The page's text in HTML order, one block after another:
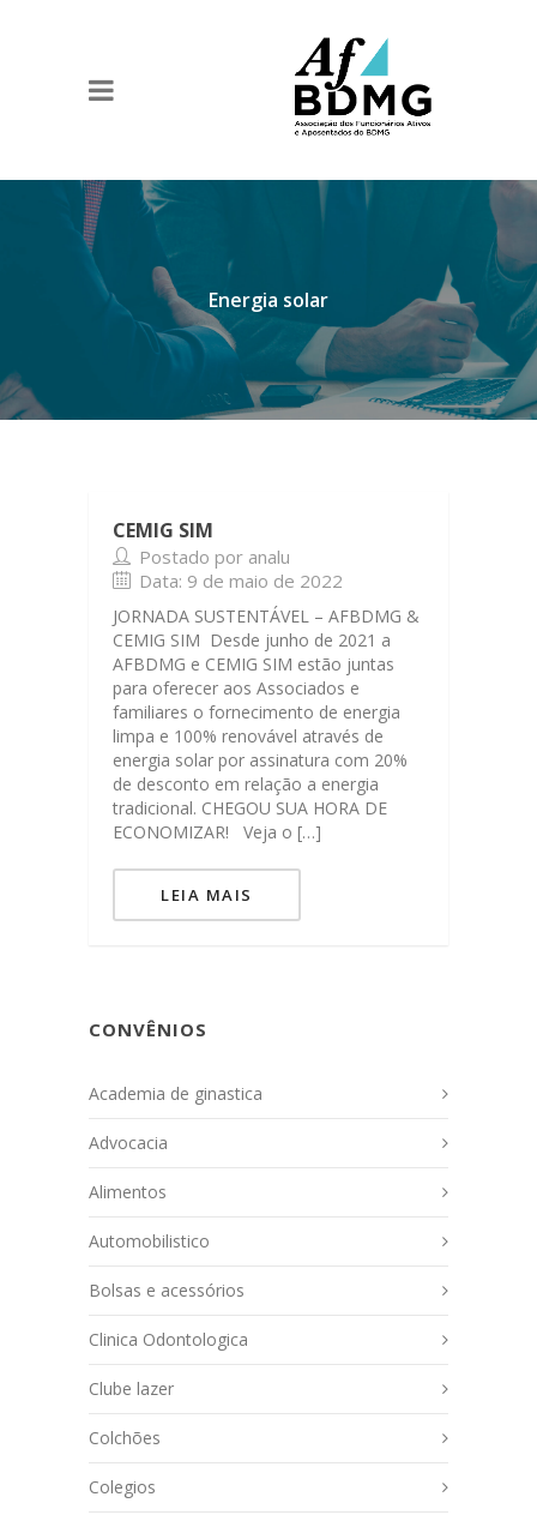
Energia solar
CEMIG SIM
Postado por analu
Data: 9 de maio de 2022
JORNADA SUSTENTÁVEL – AFBDMG &
CEMIG SIM Desde junho de 2021 a
AFBDMG e CEMIG SIM estão juntas
para oferecer aos Associados e
familiares o fornecimento de energia
limpa e 100% renovável através de
energia solar por assinatura com 20%
de desconto em relação a energia
tradicional. CHEGOU SUA HORA DE
ECONOMIZAR! Veja o […]
LEIA MAIS
CONVÊNIOS
Academia de ginastica
Advocacia
Alimentos
Automobilistico
Bolsas e acessórios
Clinica Odontologica
Clube lazer
Colchões
Colegios